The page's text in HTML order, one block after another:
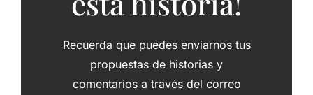
Recuerda que puedes enviarnos tus
propuestas de historias y
comentarios a través del correo